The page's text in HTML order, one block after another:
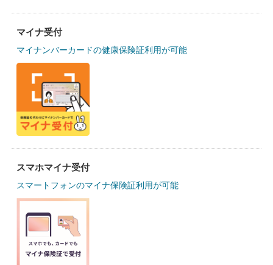
マイナ受付
マイナンバーカードの健康保険証利用が可能
スマホマイナ受付
スマートフォンのマイナ保険証利用が可能